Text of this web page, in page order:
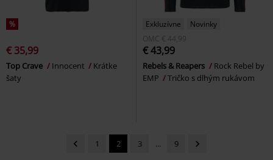
%
€ 35,99
Top Crave Innocent
Krátke
šaty
Exkluzívne
Novinky
OMC € 44,99
€ 43,99
Rebels & Reapers
Rock Rebel by
EMP
Tričko s dlhým rukávom
1 2 3 ... 9